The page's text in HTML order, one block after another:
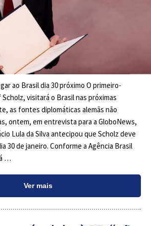
ao Brasil dia 30 próximo O primeiro-
visitará o Brasil nas próximas
as fontes diplomáticas alemãs não
ontem, em entrevista para a GloboNews,
Lula da Silva antecipou que Scholz deve
30 de janeiro. Conforme a Agência Brasil
…
Ver mais